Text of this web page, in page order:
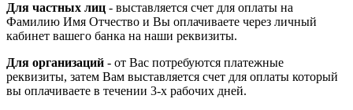
Для частных лиц - выставляется счет для оплаты на
Фамилию Имя Отчество и Вы оплачиваете через личный
кабинет вашего банка на наши реквизиты.
Для организаций - от Вас потребуются платежные
реквизиты, затем Вам выставляется счет для оплаты который
вы оплачиваете в течении 3-х рабочих дней.